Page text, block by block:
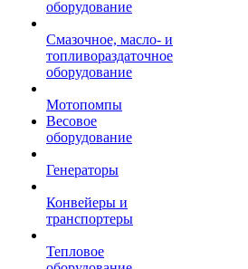
оборудование
Смазочное, масло- и
топливораздаточное
оборудование
Мотопомпы
Весовое
оборудование
Генераторы
Конвейеры и
транспортеры
Тепловое